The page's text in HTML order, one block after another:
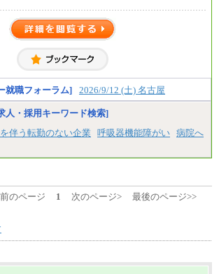
年数を加味した金額となります。
計年度任用職員】初任給/2026年4月実績
時間勤務 月給：11万3,499円
)上記の初任給は、給料月額に一律地域手当を加え
のです。
：
規職員・行政一般（初任給）】初任給
：22万7,202円～(一律地域手当を含む)
用期間中も給与に変更はありません。
記の初任給は、高校卒業後の新卒の場合で給料
に一律地域手当を加えたものです。
年数を加味した金額となります。
計年度任用職員】初任給
時間勤務 月給：11万3,499円
記の初任給は、給料月額に一律地域手当を加え
のです。
なります。
就職フォーラム] 2026/9/12 (土) 名古屋
人・採用キーワード検索]
伴う転勤のない企業 呼吸器機能障がい 病院へ
のページ 1 次のページ> 最後のページ>>